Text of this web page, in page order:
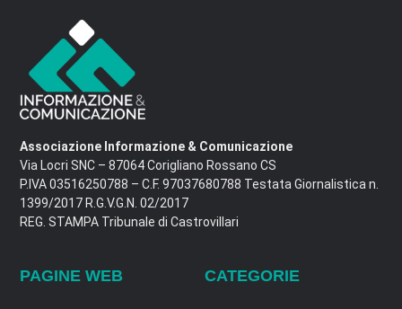
Associazione Informazione & Comunicazione
Via Locri SNC – 87064 Corigliano Rossano CS
P.IVA 03516250788 – C.F. 97037680788 Testata Giornalistica n.
1399/2017 R.G.V.G.N. 02/2017
REG. STAMPA Tribunale di Castrovillari
PAGINE WEB CATEGORIE